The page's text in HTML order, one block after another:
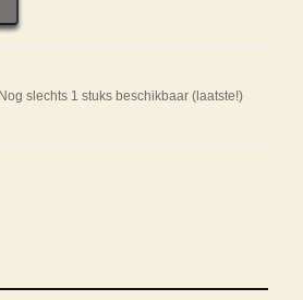
slechts 1 stuks beschikbaar (laatste!)